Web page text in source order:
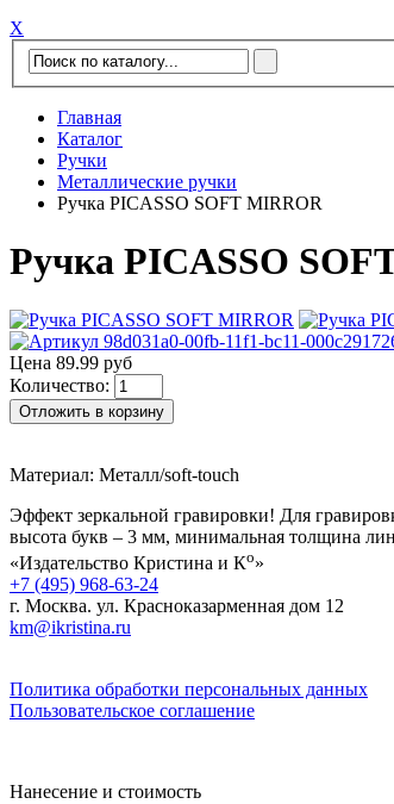
Х
Главная
Каталог
Ручки
Металлические ручки
Ручка PICASSO SOFT MIRROR
Ручка PICASSO
Цена 89.99 руб
Количество:
Отложить в корзину
Материал: Металл/soft-touch
Эффект зеркальной гравировки! Для
высота букв – 3 мм, минимальная толщина
«Издательство Кристина и Ко»
+7 (495) 968-63-24
г. Москва. ул. Красноказарменная дом 12
km@ikristina.ru
Политика обработки персональных данных
Пользовательское соглашение
Нанесение и стоимость